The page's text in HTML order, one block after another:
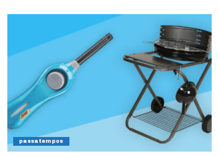
passatempos